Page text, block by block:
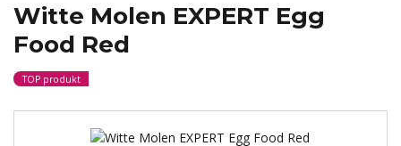
Witte Molen EXPERT Egg
Food Red
TOP produkt